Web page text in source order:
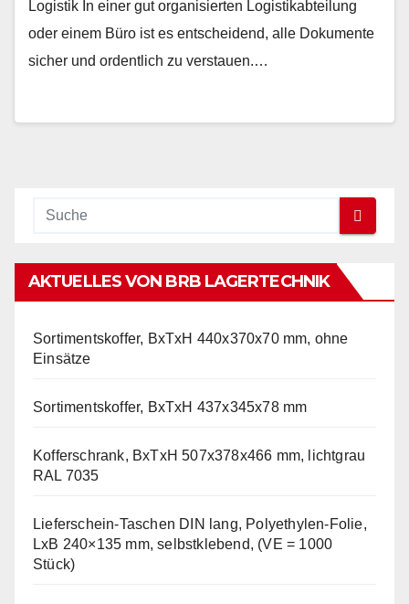
Logistik In einer gut organisierten Logistikabteilung
oder einem Büro ist es entscheidend, alle Dokumente
sicher und ordentlich zu verstauen.…
AKTUELLES VON BRB LAGERTECHNIK
Sortimentskoffer, BxTxH 440x370x70 mm, ohne
Einsätze
Sortimentskoffer, BxTxH 437x345x78 mm
Kofferschrank, BxTxH 507x378x466 mm, lichtgrau
RAL 7035
Lieferschein-Taschen DIN lang, Polyethylen-Folie,
LxB 240×135 mm, selbstklebend, (VE = 1000
Stück)